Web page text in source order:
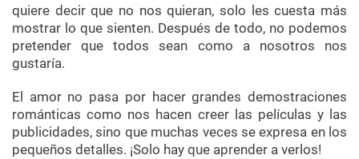
quiere decir que no nos quieran, solo les cuesta más
mostrar lo que sienten. Después de todo, no podemos
pretender que todos sean como a nosotros nos
gustaría.
El amor no pasa por hacer grandes demostraciones
románticas como nos hacen creer las películas y las
publicidades, sino que muchas veces se expresa en los
pequeños detalles. ¡Solo hay que aprender a verlos!